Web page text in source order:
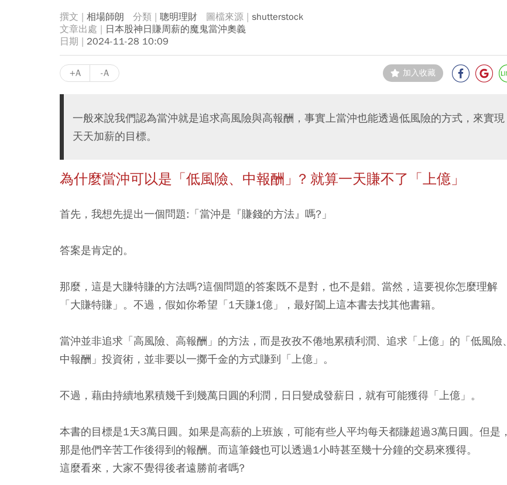
相場師朗 聰明理財
shutterstock
日本股神日賺周薪的魔鬼當沖奧義
2024-11-28 10:09
+A -A 加入收藏
一般來說我們認為當沖就是追求高風險與高報酬，事實上當沖也能透過低風險的方式，來實現
天天加薪的目標。
為什麼當沖可以是「低風險、中報酬」 ? 就算一天賺不了「上億」
首先，我想先提出一個問題:「當沖是『賺錢的方法』嗎?」
答案是肯定的。
那麼，這是大賺特賺的方法嗎?這個問題的答案既不是對，也不是錯。當然，這要視你怎麼理解
「大賺特賺」。不過，假如你希望「1天賺1億」，最好闔上這本書去找其他書籍。
當沖並非追求「高風險、高報酬」的方法，而是孜孜不倦地累積利潤、追求「上億」的「低風險、
中報酬」投資術，並非要以一擲千金的方式賺到「上億」。
不過，藉由持續地累積幾千到幾萬日圓的利潤，日日變成發薪日，就有可能獲得「上億」。
本書的目標是1天3萬日圓。如果是高薪的上班族，可能有些人平均每天都賺超過3萬日圓。但是，
那是他們辛苦工作後得到的報酬。而這筆錢也可以透過1小時甚至幾十分鐘的交易來獲得。
這麼看來，大家不覺得後者遠勝前者嗎?